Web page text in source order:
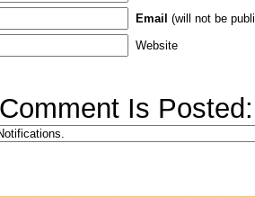
Email (will not be
Website
Is Posted: